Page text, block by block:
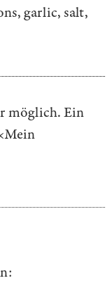
garlic, salt,
möglich. Ein